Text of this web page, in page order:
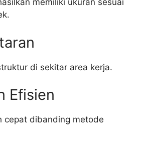
memiliki ukuran sesuai
di sekitar area kerja.
Efisien
cepat dibanding metode